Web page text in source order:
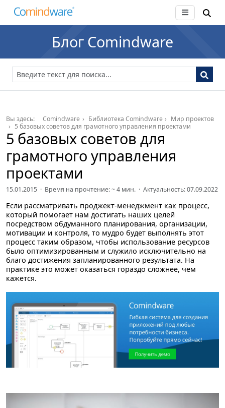
Блог Comindware
Вы здесь: Comindware Библиотека Comindware
Мир проектов
5 базовых советов для грамотного управления проектами
5 базовых советов для
грамотного управления
проектами
15.01.2015 · Время на прочтение: ~4 мин. · Актуальность: 07.09.2022
Если рассматривать проджект-менеджмент как процесс,
который помогает нам достигать наших целей
посредством обдуманного планирования, организации,
мотивации и контроля, то мудро будет выполнять этот
процесс таким образом, чтобы использование ресурсов
было оптимизированным и служило исключительно на
благо достижения запланированного результата. На
практике это может оказаться гораздо сложнее, чем
кажется.